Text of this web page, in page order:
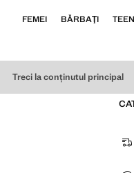
Treci la conținutul principal
FEMEI BĂRBAŢI TEEN